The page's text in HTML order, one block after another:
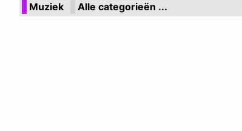
Muziek Alle categorieën ...